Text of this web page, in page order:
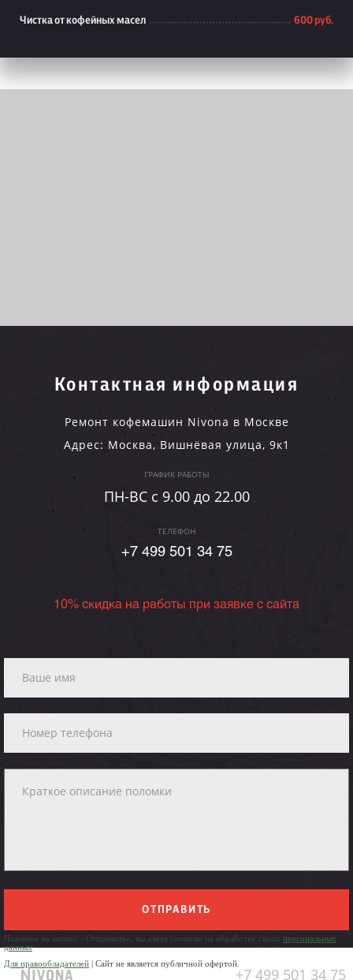
Чистка от кофейных масел 600 руб.
Контактная информация
Ремонт кофемашин Nivona в Москве
Адрес: Москва, Вишнёвая улица, 9к1
ГРАФИК РАБОТЫ
ПН-ВC c 9.00 до 22.00
ТЕЛЕФОН
+7 499 501 34 75
10% скидка на работы при заявке с сайта
ОТПРАВИТЬ
Нажимая на кнопку «Отправить», вы даете согласие на обработку своих персональных
данных
Для правообладателей | Сайт не является публичной офертой.
+7 499 501 34 75